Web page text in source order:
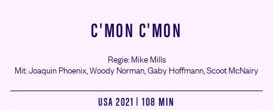
C'MON C'MON
Regie: Mike Mills
Mit: Joaquin Phoenix, Woody Norman, Gaby Hoffmann, Scoot McNairy
USA 2021 | 108 MIN